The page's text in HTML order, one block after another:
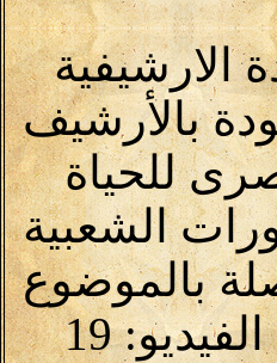
الارشيفية
بالأرشيف
للحياة
الشعبية
بالموضوع
19